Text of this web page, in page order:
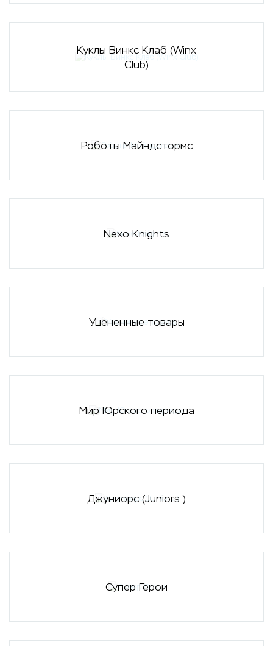
Куклы Винкс Клаб (Winx
Club)
Роботы Майндстормс
Nexo Knights
Уцененные товары
Мир Юрского периода
Джуниорс (Juniors )
Супер Герои